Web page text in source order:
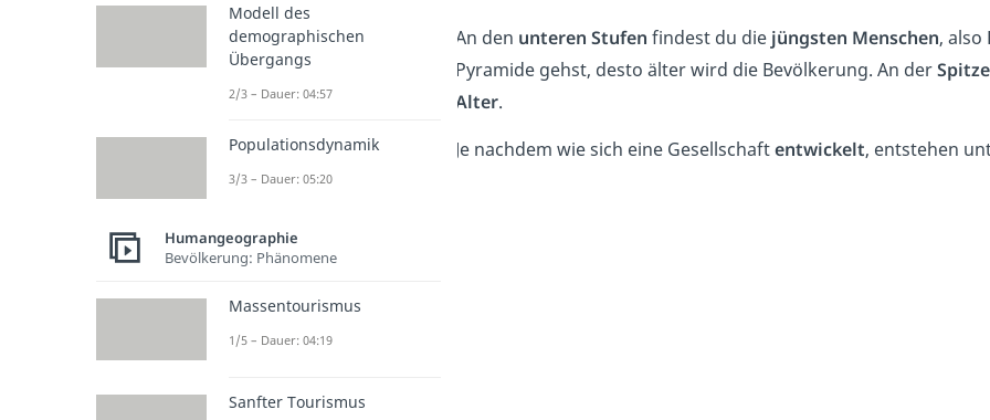
An den unteren Stufen findest du die jüngsten Menschen, also
Pyramide gehst, desto älter wird die Bevölkerung. An derSpitze
Alter.
Je nachdem wie sich eine Gesellschaftentwickelt, entstehen
Modell des
demographischen
Übergangs
2/3 – Dauer: 04:57
Populationsdynamik
3/3 – Dauer: 05:20
Humangeographie
Bevölkerung: Phänomene
Massentourismus
1/5 – Dauer: 04:19
Sanfter Tourismus